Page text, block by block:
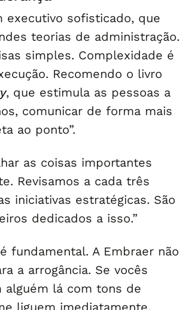
executivo sofisticado, que
teorias de administração.
simples. Complexidade é
Recomendo o livro
, que estimula as pessoas a
comunicar de forma mais
ao ponto”.
as coisas importantes
Revisamos a cada três
iniciativas estratégicas. São
dedicados a isso.”
fundamental. A Embraer não
a arrogância. Se vocês
alguém lá com tons de
liguem imediatamente,